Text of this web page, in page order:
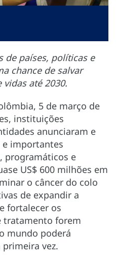
de países, políticas e
chance de salvar
até 2030.
5 de março de
instituições
anunciaram e
importantes
programáticos e
US$ 600 milhões em
o câncer do colo
de expandir a
fortalecer os
tratamento forem
mundo poderá
vez.